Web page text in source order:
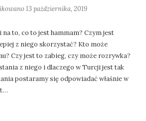
13 października, 2019
to, co to jest hammam? Czym jest
z niego skorzystać? Kto może
Czy jest to zabieg, czy może rozrywka?
z niego i dlaczego w Turcji jest tak
postaramy się odpowiadać właśnie w